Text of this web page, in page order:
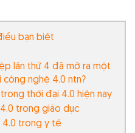
bạn biết
lần thứ 4 đã mở ra một
nghệ 4.0 ntn?
thời đại 4.0 hiện nay
trong giáo dục
4.0 trong y tế